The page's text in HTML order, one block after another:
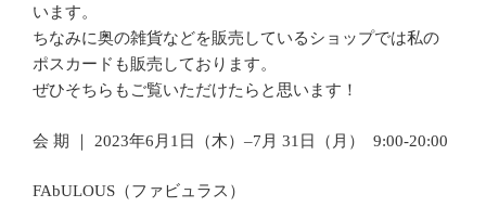
います。
ちなみに奥の雑貨などを販売しているショップでは私の
ポスカードも販売しております。
ぜひそちらもご覧いただけたらと思います！
会 期 ｜ 2023年6月1日（木）–7月 31日（月） 9:00-20:00
FAbULOUS（ファビュラス）